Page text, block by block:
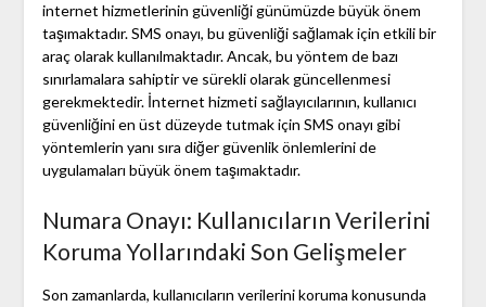
internet hizmetlerinin güvenliği günümüzde büyük önem
taşımaktadır. SMS onayı, bu güvenliği sağlamak için etkili bir
araç olarak kullanılmaktadır. Ancak, bu yöntem de bazı
sınırlamalara sahiptir ve sürekli olarak güncellenmesi
gerekmektedir. İnternet hizmeti sağlayıcılarının, kullanıcı
güvenliğini en üst düzeyde tutmak için SMS onayı gibi
yöntemlerin yanı sıra diğer güvenlik önlemlerini de
uygulamaları büyük önem taşımaktadır.
Numara Onayı: Kullanıcıların Verilerini
Koruma Yollarındaki Son Gelişmeler
Son zamanlarda, kullanıcıların verilerini koruma konusunda